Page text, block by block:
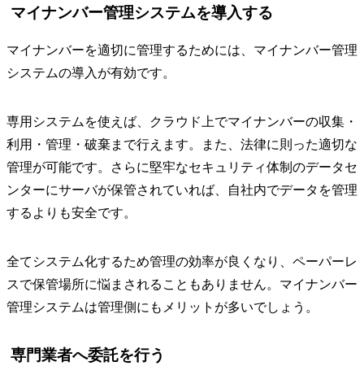
マイナンバー管理システムを導入する
マイナンバーを適切に管理するためには、マイナンバー管理
システムの導入が有効です。
専用システムを使えば、クラウド上でマイナンバーの収集・
利用・管理・破棄まで行えます。また、法律に則った適切な
管理が可能です。さらに堅牢なセキュリティ体制のデータセ
ンターにサーバが保管されていれば、自社内でデータを管理
するよりも安全です。
全てシステム化するため管理の効率が良くなり、ペーパーレ
スで保管場所に悩まされることもありません。マイナンバー
管理システムは管理側にもメリットが多いでしょう。
専門業者へ委託を行う